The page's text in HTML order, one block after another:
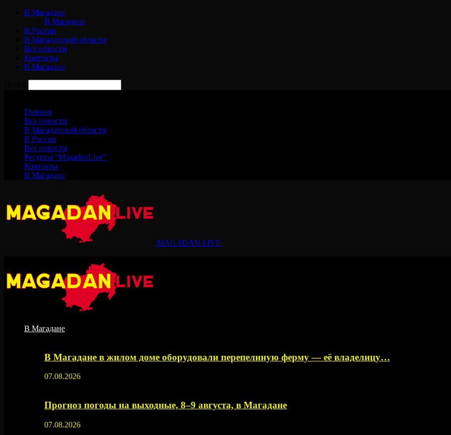
В Магадане
В Магадане
В России
В Магаданской области
Все новости
Контакты
В Магадане
Главная
Все новости
В Магаданской области
В России
Все новости
Ресурсы “MagadanLive”
Контакты
В Магадане
MAGADAN LIVE
В Магадане
В Магадане в жилом доме оборудовали перепелиную ферму — её владелицу…
07.08.2026
Прогноз погоды на выходные, 8–9 августа, в Магадане
07.08.2026